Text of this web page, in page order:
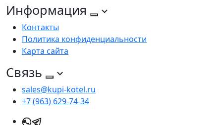
Информация
Контакты
Политика конфиденциальности
Карта сайта
Связь
sales@kupi-kotel.ru
+7 (963) 629-74-34